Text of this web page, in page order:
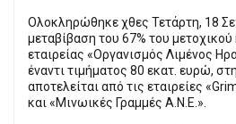
Ολοκληρώθηκε χθες Τετάρτη, 18
μεταβίβαση του 67% του
εταιρείας «Οργανισμός Λιμένος
έναντι τιμήματος 80 εκατ. ευρώ,
αποτελείται από τις εταιρείες
και «Μινωικές Γραμμές Α.Ν.Ε.».